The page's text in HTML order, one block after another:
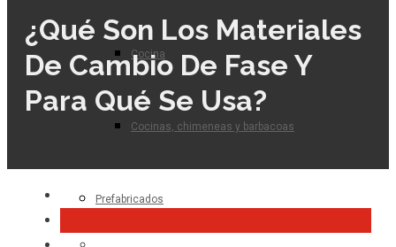
Cocina
Cocinas, chimeneas y barbacoas
Prefabricados
¿Qué Son Los Materiales
De Cambio De Fase Y
Para Qué Se Usa?